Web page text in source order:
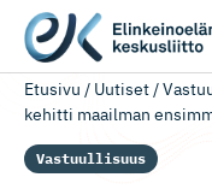
Etusivu / Uutiset/
kehitti maailman
Vastuullisuus